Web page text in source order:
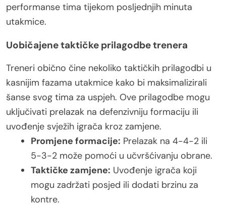
performanse tima tijekom posljednjih minuta
utakmice.
Uobičajene taktičke prilagodbe trenera
Treneri obično čine nekoliko taktičkih prilagodbi u
kasnijim fazama utakmice kako bi maksimalizirali
šanse svog tima za uspjeh. Ove prilagodbe mogu
uključivati prelazak na defenzivniju formaciju ili
uvođenje svježih igrača kroz zamjene.
Promjene formacije: Prelazak na 4-4-2 ili
5-3-2 može pomoći u učvršćivanju obrane.
Taktičke zamjene: Uvođenje igrača koji
mogu zadržati posjed ili dodati brzinu za
kontre.